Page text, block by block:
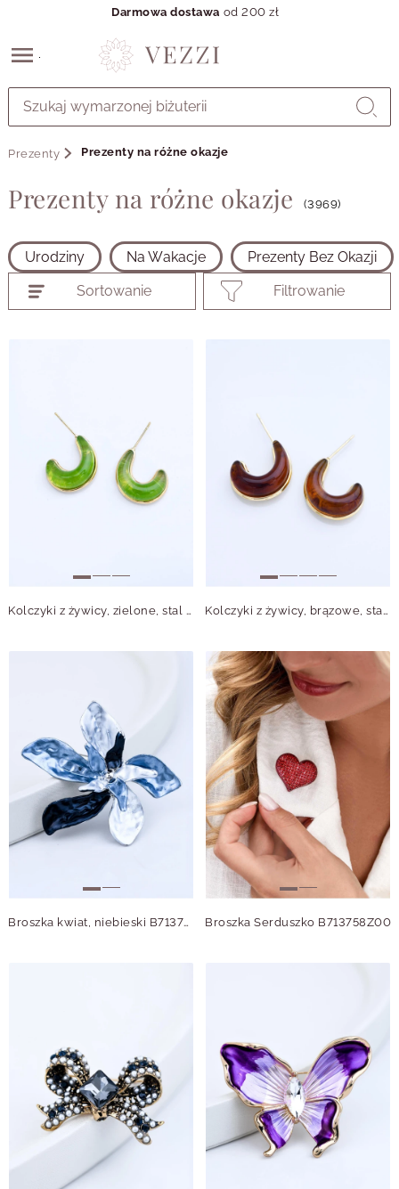
GŁÓWNEJ
PRODUKTÓW
MENU
UŻYTKOWNIKA
Darmowa dostawa od 200 zł
Prezenty Prezenty na różne okazje
Prezenty na różne okazje (3969)
Urodziny Na Wakacje
Prezenty Bez Okazji
Sortowanie
Filtrowanie
Kolczyki z żywicy, zielone, stal pozłacana S213149Z00 Kolczyki z żywicy, brązowe, stal pozłacana S213150Z00
Broszka kwiat, niebieski B713702S00 Broszka Serduszko B713758Z00